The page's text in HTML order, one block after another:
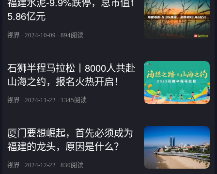
5.86亿元
视界 · 2024-10-09 · 894阅读
石狮半程马拉松丨8000人共赴
山海之约，报名火热开启！
视界 · 2024-11-22 · 1345阅读
厦门要想崛起，首先必须成为
福建的龙头，原因是什么？
视界 · 2024-12-22 · 830阅读